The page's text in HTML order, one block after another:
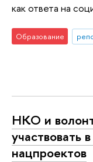
как ответа на
Образование
НКО и
участвовать
нацпроектов